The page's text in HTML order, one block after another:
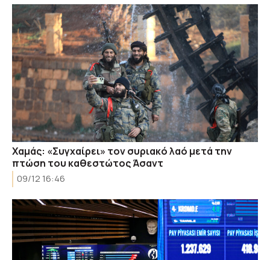
Χαμάς: «Συγχαίρει» τον συριακό λαό μετά την
πτώση του καθεστώτος Άσαντ
09/12 16:46